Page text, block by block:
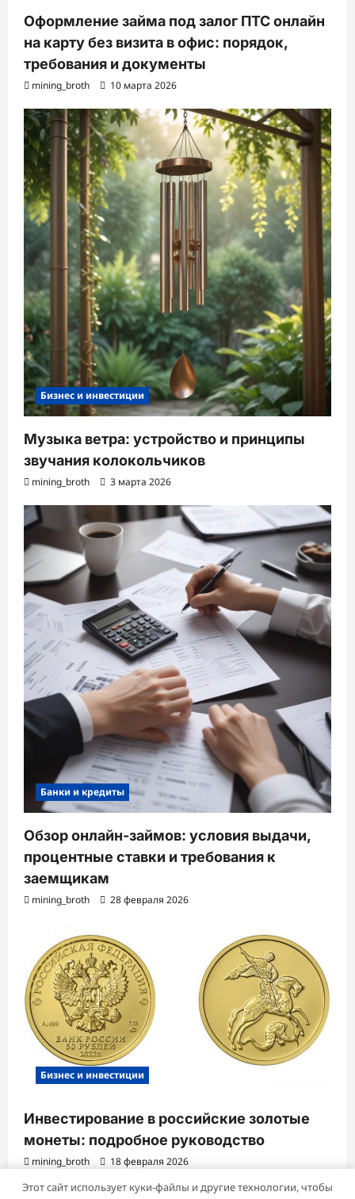
Оформление займа под залог ПТС онлайн
на карту без визита в офис: порядок,
требования и документы
mining_broth 10 марта 2026
Бизнес и инвестиции
Музыка ветра: устройство и принципы
звучания колокольчиков
mining_broth 3 марта 2026
Банки и кредиты
Обзор онлайн-займов: условия выдачи,
процентные ставки и требования к
заемщикам
mining_broth 28 февраля 2026
Бизнес и инвестиции
Инвестирование в российские золотые
монеты: подробное руководство
mining_broth 18 февраля 2026
Этот сайт использует куки-файлы и другие технологии, чтобы